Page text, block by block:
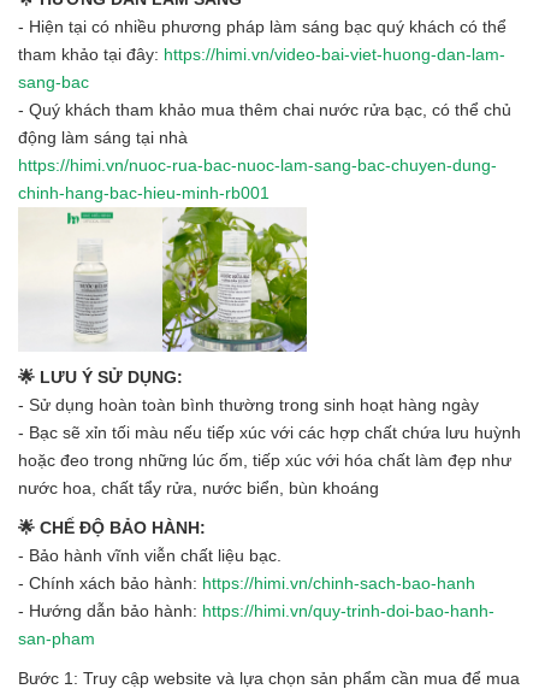
- Hiện tại có nhiều phương pháp làm sáng bạc quý khách có thể
tham khảo tại đây: https://himi.vn/video-bai-viet-huong-dan-lam-
sang-bac
- Quý khách tham khảo mua thêm chai nước rửa bạc, có thể chủ
động làm sáng tại nhà
https://himi.vn/nuoc-rua-bac-nuoc-lam-sang-bac-chuyen-dung-
chinh-hang-bac-hieu-minh-rb001
🌟 LƯU Ý SỬ DỤNG:
- Sử dụng hoàn toàn bình thường trong sinh hoạt hàng ngày
- Bạc sẽ xỉn tối màu nếu tiếp xúc với các hợp chất chứa lưu huỳnh
hoặc đeo trong những lúc ốm, tiếp xúc với hóa chất làm đẹp như
nước hoa, chất tẩy rửa, nước biển, bùn khoáng
🌟 CHẾ ĐỘ BẢO HÀNH:
- Bảo hành vĩnh viễn chất liệu bạc.
- Chính xách bảo hành: https://himi.vn/chinh-sach-bao-hanh
- Hướng dẫn bảo hành: https://himi.vn/quy-trinh-doi-bao-hanh-
san-pham
Bước 1: Truy cập website và lựa chọn sản phẩm cần mua để mua